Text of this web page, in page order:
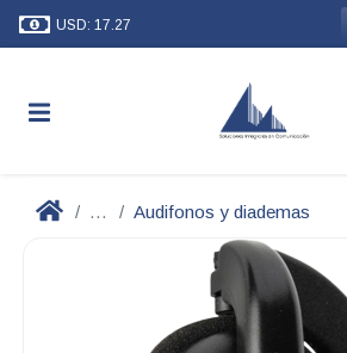
USD: 17.27
... Audifonos y diademas